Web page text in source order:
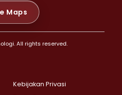
>
Hilir >
Selatan >
>
Selatan >
Maps
All rights reserved.
Kebijakan Privasi